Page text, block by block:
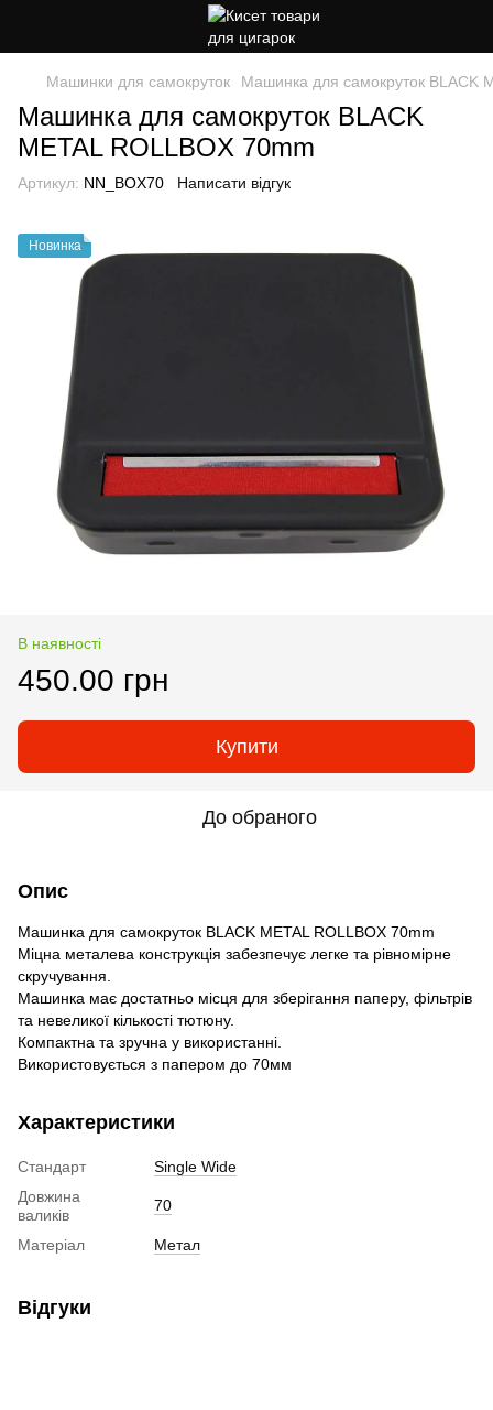
Машинки для самокруток Машинка для самокруток BLACK
Машинка для самокруток BLACK
METAL ROLLBOX 70mm
Артикул: NN_BOX70 Написати відгук
Новинка
В наявності
450.00 грн
Купити
До обраного
Опис
Машинка для самокруток BLACK METAL ROLLBOX 70mm
Міцна металева конструкція забезпечує легке та рівномірне
скручування.
Машинка має достатньо місця для зберігання паперу, фільтрів
та невеликої кількості тютюну.
Компактна та зручна у використанні.
Використовується з папером до 70мм
Характеристики
Стандарт
Single Wide
Довжина
валиків
70
Матеріал Метал
Відгуки